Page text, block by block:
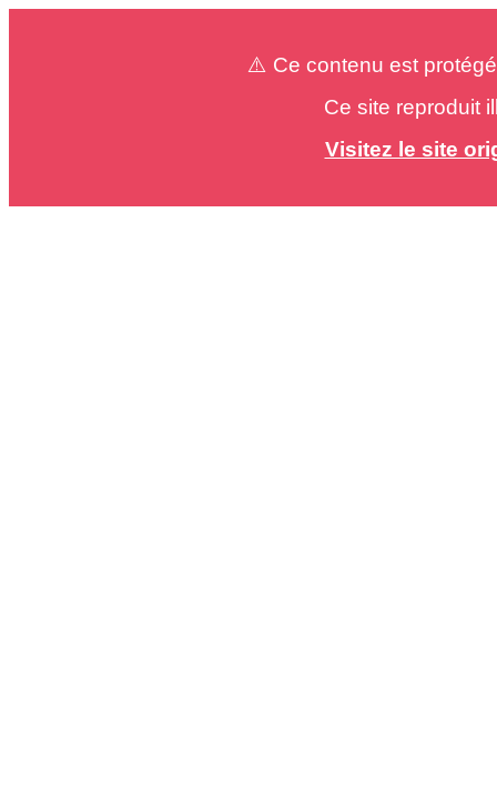
⚠️ Ce contenu est
Ce site reproduit
Visitez le site